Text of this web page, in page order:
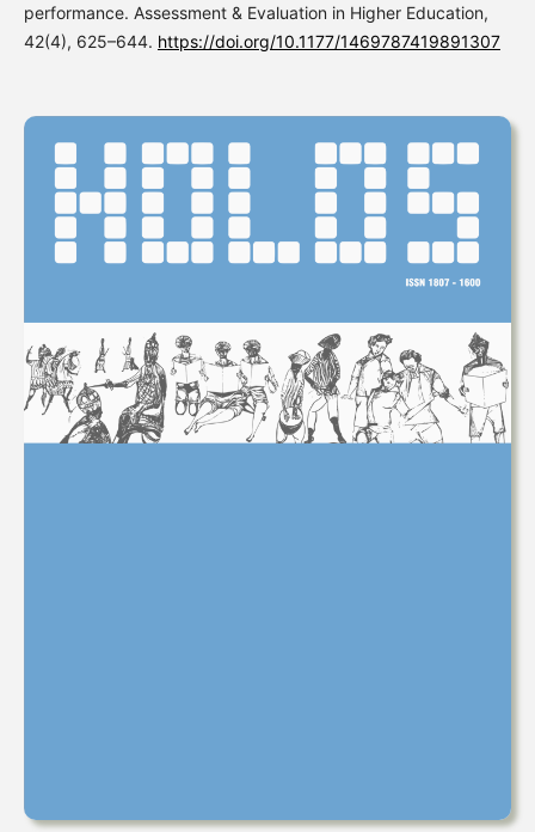
performance. Assessment & Evaluation in Higher Education,
42(4), 625–644. https://doi.org/10.1177/1469787419891307